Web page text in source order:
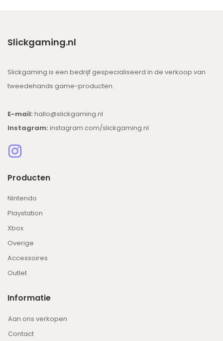
Slickgaming.nl
Slickgaming is een bedrijf gespecialiseerd in de verkoop van
tweedehands game-producten.
E-mail: hallo@slickgaming.nl
Instagram: instagram.com/slickgaming.nl
Producten
Nintendo
Playstation
Xbox
Overige
Accessoires
Outlet
Informatie
Aan ons verkopen
Contact